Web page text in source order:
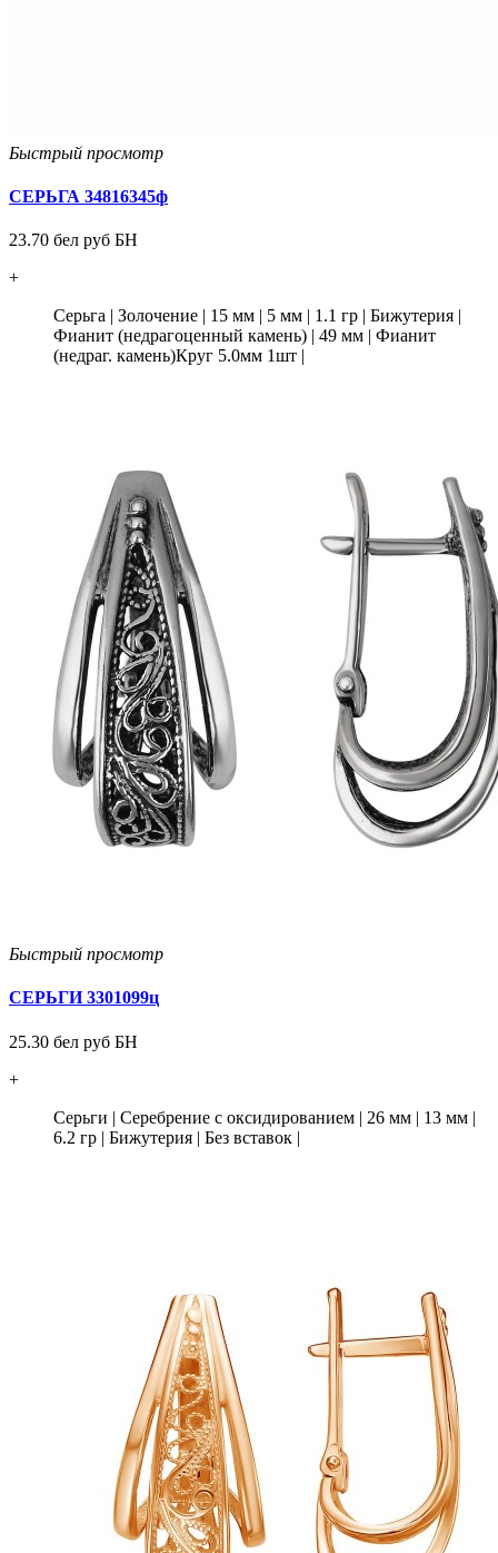
Быстрый просмотр
СЕРЬГА 34816345ф
23.70 бел руб БН
+
Серьга | Золочение | 15 мм | 5 мм | 1.1 гр | Бижутерия |
Фианит (недрагоценный камень) | 49 мм | Фианит
(недраг. камень)Круг 5.0мм 1шт |
Быстрый просмотр
СЕРЬГИ 3301099ц
25.30 бел руб БН
+
Серьги | Серебрение с оксидированием | 26 мм | 13 мм |
6.2 гр | Бижутерия | Без вставок |